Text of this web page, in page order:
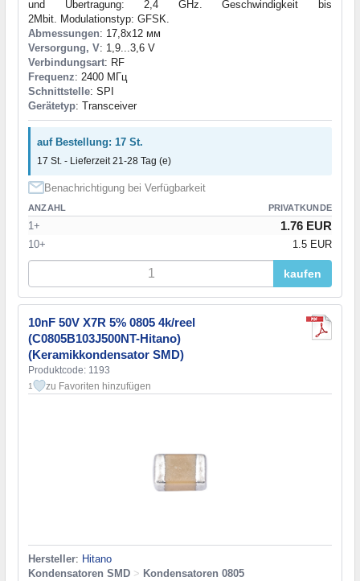
und Übertragung: 2,4 GHz. Geschwindigkeit bis
2Mbit. Modulationstyp: GFSK.
Abmessungen: 17,8x12 мм
Versorgung, V: 1,9...3,6 V
Verbindungsart: RF
Frequenz: 2400 МГц
Schnittstelle: SPI
Gerätetyp: Transceiver
auf Bestellung: 17 St.
17 St. - Lieferzeit 21-28 Tag (e)
Benachrichtigung bei Verfügbarkeit
ANZAHL PRIVATKUNDE
1+ 1.76 EUR
10+ 1.5 EUR
kaufen
10nF 50V X7R 5% 0805 4k/reel
(C0805B103J500NT-Hitano)
(Keramikkondensator SMD)
Produktcode: 1193
1 zu Favoriten hinzufügen
Hersteller: Hitano
Kondensatoren SMD > Kondensatoren 0805